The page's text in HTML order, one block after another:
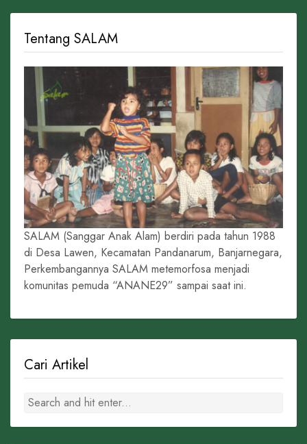
Tentang SALAM
SALAM (Sanggar Anak Alam) berdiri pada tahun 1988
di Desa Lawen, Kecamatan Pandanarum, Banjarnegara,
Perkembangannya SALAM metemorfosa menjadi
komunitas pemuda “ANANE29” sampai saat ini.
Cari Artikel